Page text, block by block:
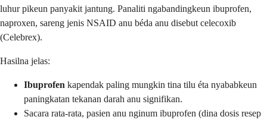
luhur pikeun panyakit jantung. Panaliti ngabandingkeun ibuprofen,
naproxen, sareng jenis NSAID anu béda anu disebut celecoxib
(Celebrex).
Hasilna jelas:
Ibuprofen kapendak paling mungkin tina tilu éta nyababkeun
paningkatan tekanan darah anu signifikan.
Sacara rata-rata, pasien anu nginum ibuprofen (dina dosis resep